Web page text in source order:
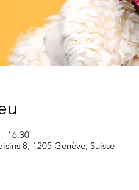
16:30
8, 1205 Genève, Suisse